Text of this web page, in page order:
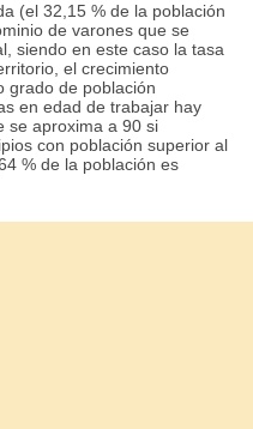
(el 32,15 % de la población
de varones que se
siendo en este caso la tasa
el crecimiento
grado de población
en edad de trabajar hay
se aproxima a 90 si
con población superior al
% de la población es